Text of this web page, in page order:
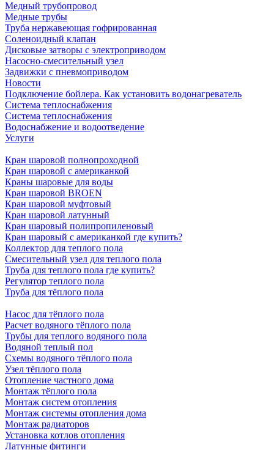
Медный трубопровод
Медные трубы
Труба нержавеющая гофрированная
Соленоидный клапан
Дисковые затворы с электроприводом
Насосно-смесительный узел
Задвижки с пневмоприводом
Новости
Подключение бойлера. Как установить водонагреватель
Система теплоснабжения
Система теплоснабжения
Водоснабжение и водоотведение
Услуги
Кран шаровой полнопроходной
Кран шаровой с американкой
Краны шаровые для воды
Кран шаровой BROEN
Кран шаровой муфтовый
Кран шаровой латунный
Кран шаровый полипропиленовый
Кран шаровый с американкой где купить?
Коллектор для теплого пола
Смесительный узел для теплого пола
Труба для теплого пола где купить?
Регулятор теплого пола
Труба для тёплого пола
Насос для тёплого пола
Расчет водяного тёплого пола
Трубы для теплого водяного пола
Водяной теплый пол
Схемы водяного тёплого пола
Узел тёплого пола
Отопление частного дома
Монтаж тёплого пола
Монтаж систем отопления
Монтаж системы отопления дома
Монтаж радиаторов
Установка котлов отопления
Латунные фитинги